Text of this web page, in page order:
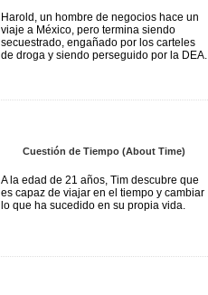
Harold, un hombre de negocios hace un
viaje a México, pero termina siendo
secuestrado, engañado por los carteles
de droga y siendo perseguido por la DEA.
Cuestión de Tiempo (About Time)
A la edad de 21 años, Tim descubre que
es capaz de viajar en el tiempo y cambiar
lo que ha sucedido en su propia vida.